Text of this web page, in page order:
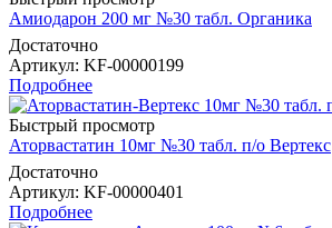
Амиодарон 200 мг №30 табл. Органика
Достаточно
Артикул: KF-00000199
Подробнее
Быстрый просмотр
Аторвастатин 10мг №30 табл. п/о Вертекс
Достаточно
Артикул: KF-00000401
Подробнее